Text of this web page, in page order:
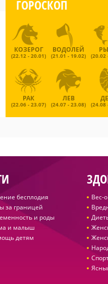
ГОРОСКОП
КОЗЕРОГ
(22.12 - 20.01)
ВОДОЛЕЙ
(21.01 - 19.02) (20.02
РАК
(22.06 - 23.07)
ЛЕВ
(24.07 - 23.08) (24.08
бесплодия
за границей
и роды
и малыш
детям
Вес-